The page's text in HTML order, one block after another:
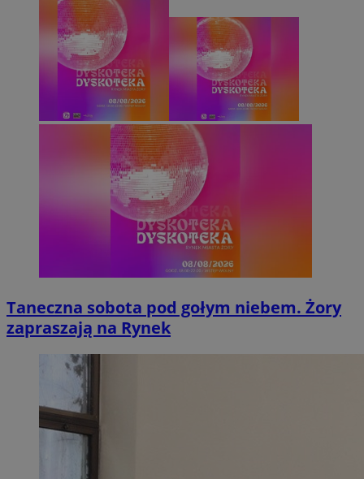
Taneczna sobota pod gołym niebem. Żory
zapraszają na Rynek